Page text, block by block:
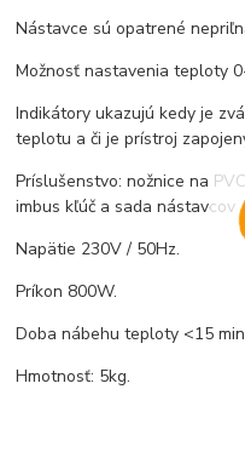
Nástavce sú opatrené
Možnosť nastavenia teploty
Indikátory ukazujú kedy je
teplotu a či je prístroj
Príslušenstvo: nožnice na
imbus kľúč a sada nástavcov
Napätie 230V / 50Hz.
Príkon 800W.
Doba nábehu teploty <15
Hmotnosť: 5kg.